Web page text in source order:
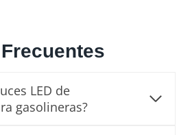
LED de
gasolineras?